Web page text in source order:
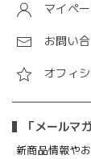
マイペ
お問い
オフィ
「メールマ
新商品情報や